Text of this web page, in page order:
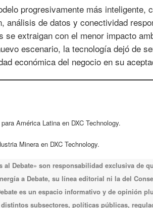
progresivamente más inteligente,
análisis de datos y conectividad
se extraigan con el menor impacto
escenario, la tecnología dejó de
económica del negocio en su
América Latina en DXC Technology.
Minera en DXC Technology.
Debate» son responsabilidad exclusiva de
a Debate, su línea editorial ni la del
es un espacio informativo y de opinión
subsectores, políticas públicas,